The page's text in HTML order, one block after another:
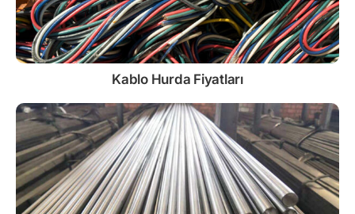
Kablo Hurda Fiyatları